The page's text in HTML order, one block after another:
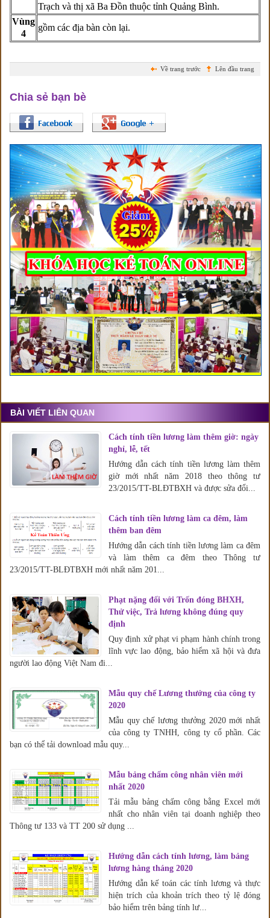
Trạch và thị xã Ba Đồn thuộc tỉnh Quảng Bình.
Vùng
4
gồm các địa bàn còn lại.
Lên đầu trang
Về trang trước
Chia sẻ bạn bè
BÀI VIẾT LIÊN QUAN
Cách tính tiền lương làm thêm giờ: ngày
nghỉ, lễ, tết
Hướng dẫn cách tính tiền lương làm thêm
giờ mới nhất năm 2018 theo thông tư
23/2015/TT-BLĐTBXH và được sửa đổi...
Cách tính tiền lương làm ca đêm, làm
thêm ban đêm
Hướng dẫn cách tính tiền lương làm ca đêm
và làm thêm ca đêm theo Thông tư
23/2015/TT-BLĐTBXH mới nhất năm 201...
Phạt nặng đối với Trốn đóng BHXH,
Thử việc, Trả lương không đúng quy
định
Quy định xử phạt vi phạm hành chính trong
lĩnh vực lao động, bảo hiểm xã hội và đưa
người lao động Việt Nam đi...
Mẫu quy chế Lương thưởng của công ty
2020
Mẫu quy chế lương thưởng 2020 mới nhất
của công ty TNHH, công ty cổ phần. Các
bạn có thể tải download mẫu quy...
Mẫu bảng chấm công nhân viên mới
nhất 2020
Tải mẫu bảng chấm công bằng Excel mới
nhất cho nhân viên tại doanh nghiệp theo
Thông tư 133 và TT 200 sử dụng ...
Hướng dẫn cách tính lương, làm bảng
lương hàng tháng 2020
Hướng dẫn kế toán các tính lương và thực
hiện trích của khoản trích theo tỷ lệ đóng
bảo hiểm trên bảng tính lư...